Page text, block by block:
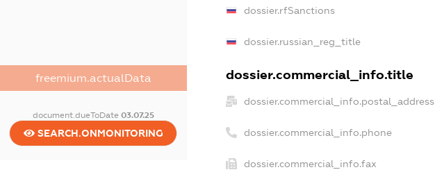
freemium.actualData
document.dueToDate 03.07.25
SEARCH.ONMONITORING
dossier.rfSanctions
dossier.russian_reg_title
dossier.commercial_info.title
dossier.commercial_info.postal_address
dossier.commercial_info.phone
dossier.commercial_info.fax